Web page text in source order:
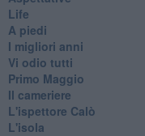
Life
A piedi
I migliori anni
Vi odio tutti
Primo Maggio
Il cameriere
L'ispettore Calò
L'isola